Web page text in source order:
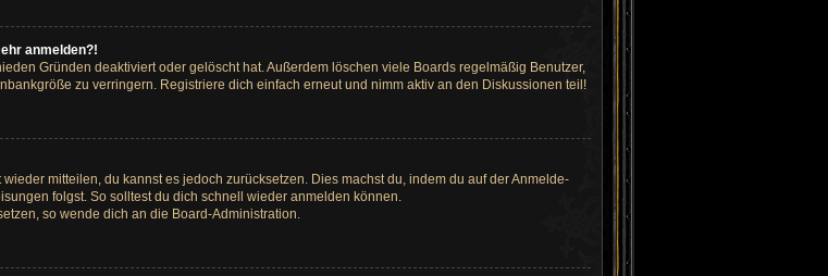
anmelden?!
Gründen deaktiviert oder gelöscht hat. Außerdem löschen viele Boards regelmäßig Benutzer,
zu verringern. Registriere dich einfach erneut und nimm aktiv an den Diskussionen teil!
mitteilen, du kannst es jedoch zurücksetzen. Dies machst du, indem du auf der Anmelde-
folgst. So solltest du dich schnell wieder anmelden können.
so wende dich an die Board-Administration.